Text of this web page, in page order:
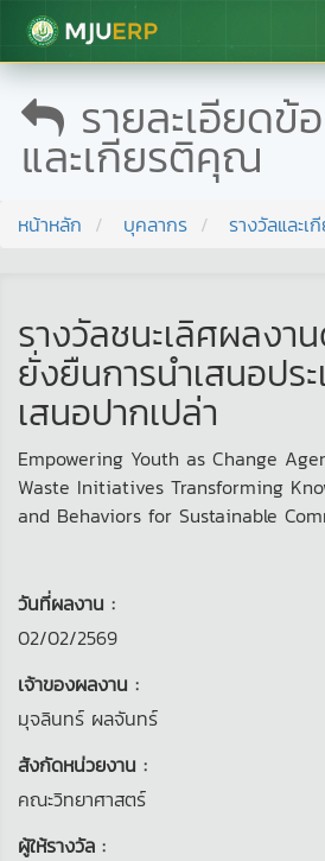
มหาวิทยาลัยแม่โจ้
รายละเอียดข้
และเกียรติคุณ
หน้าหลัก บุคลากร รางวัลและ
รางวัลชนะเลิศผลงา
ยั่งยืนการนำเสนอปร
เสนอปากเปล่า
Empowering Youth as Change
Waste Initiatives Transforming
and Behaviors for Sustainable
วันที่ผลงาน :
02/02/2569
เจ้าของผลงาน :
มุจลินทร์ ผลจันทร์
สังกัดหน่วยงาน :
คณะวิทยาศาสตร์
ผู้ให้รางวัล :